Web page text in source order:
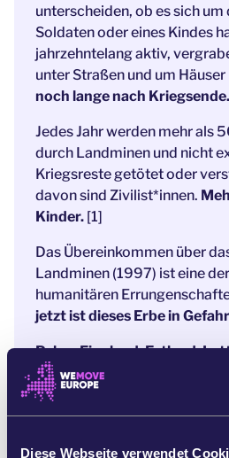
Diese Webseite verwendet
unterscheiden, ob es sich
Soldaten oder eines Kindes
jahrzehntelang aktiv,
unter Straßen und um Häuser
noch lange nach Kriegsende.
Jedes Jahr werden mehr als
durch Landminen und nicht
Kriegsreste getötet oder
davon sind Zivilist*innen.
Kinder. [1]
Das Übereinkommen über
Landminen (1997) ist eine
humanitären
jetzt ist dieses Erbe in
Polen, Finnland, Estland,
sind jetzt aus dem
ausgetreten.
[2] Wenn wir
könnten weitere Länder